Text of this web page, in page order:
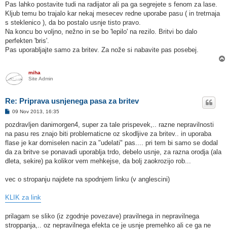
Pas lahko postavite tudi na radijator ali pa ga segrejete s fenom za lase.
Kljub temu bo trajalo kar nekaj mesecev redne uporabe pasu ( in tretmaja
s steklenico ), da bo postalo usnje tisto pravo.
Na koncu bo voljno, nežno in se bo 'lepilo' na rezilo. Britvi bo dalo
perfekten 'bris'.
Pas uporabljajte samo za britev. Za nože si nabavite pas posebej.
miha
Site Admin
Re: Priprava usnjenega pasa za britev
O
g
v
o
09 Nov 2013, 16:35
pozdravljen danimorgen4, super za tale prispevek,.. razne nepravilnosti
na pasu res znajo biti problematicne oz skodljive za britev.. in uporaba
flase je kar domiselen nacin za "udelati" pas.... pri tem bi samo se dodal
da za britve se ponavadi uporablja trdo, debelo usnje, za razna orodja (ala
dleta, sekire) pa kolikor vem mehkejse, da bolj zaokrozijo rob...
vec o stropanju najdete na spodnjem linku (v anglescini)
KLIK za link
prilagam se sliko (iz zgodnje povezave) pravilnega in nepravilnega
stroppanja,.. oz nepravilnega efekta ce je usnje premehko ali ce ga ne